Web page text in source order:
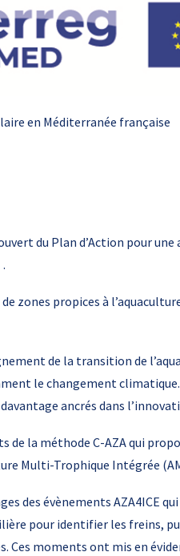
en Méditerranée française
du Plan d’Action pour
.
zones propices à
de la transition de
le changement
ancrés dans
de la méthode C-AZA qui
Multi-Trophique Intégrée
des évènements AZA4ICE qui
pour identifier les freins,
moments ont mis en